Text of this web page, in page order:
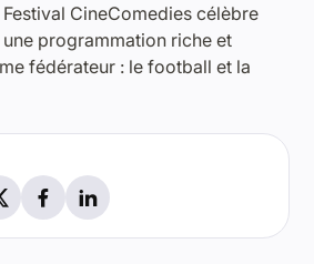
CineComedies célèbre
programmation riche et
fédérateur : le football et la
par e-mail
sur X
Partager sur Facebook
Partager sur LinkedIn